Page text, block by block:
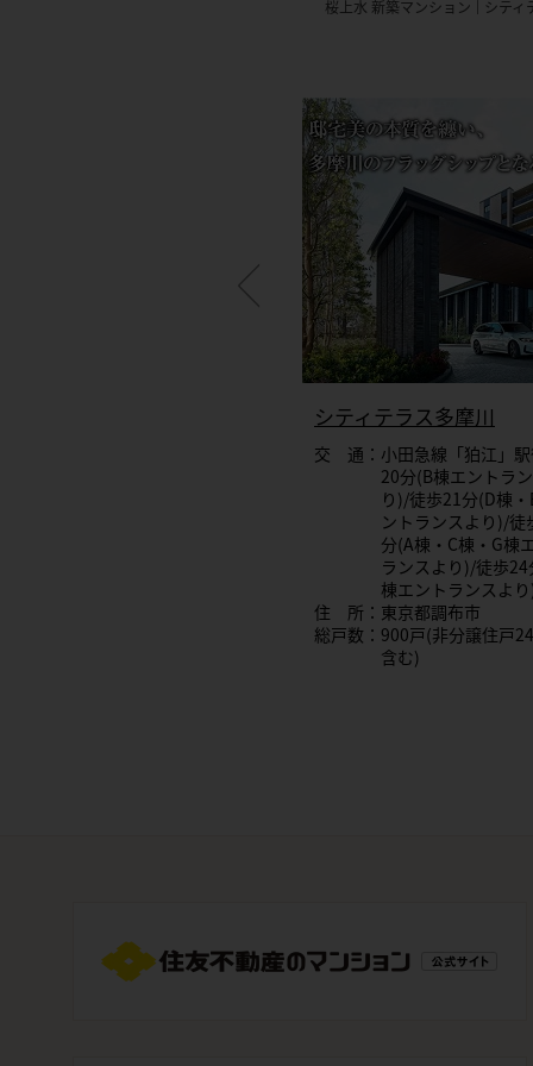
桜上水 新築マンション シティ
シティテラス多摩川
交 通：小田急線「狛江」駅
20分(B棟エントラ
り)/徒歩21分(D棟・
ントランスより)/徒
分(A棟・C棟・G棟
ランスより)/徒歩24
棟エントランスより)
住 所：東京都調布市
総戸数：900戸(非分譲住戸
含む)